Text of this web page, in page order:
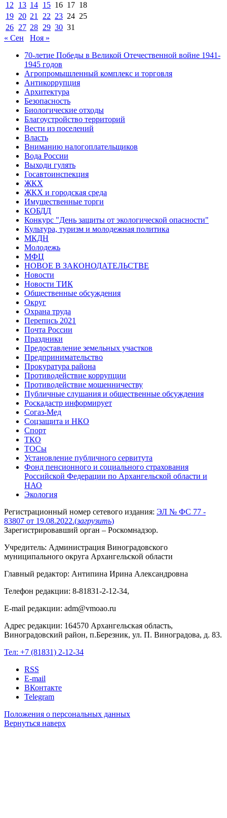
12
13 14 15 16 17 18
19 20 21 22 23 24 25
26 27 28 29 30 31
« Сен
Ноя »
70-летие Победы в Великой Отечественной войне 1941-
1945 годов
Агропромышленный комплекс и торговля
Антикоррупция
Архитектура
Безопасность
Биологические отходы
Благоустройство территорий
Вести из поселений
Власть
Вниманию налогоплательщиков
Вода России
Выходи гулять
Госавтоинспекция
ЖКХ
ЖКХ и городская среда
Имущественные торги
КОБДД
Конкурс "День защиты от экологической опасности"
Культура, туризм и молодежная политика
МКДН
Молодежь
МФЦ
НОВОЕ В ЗАКОНОДАТЕЛЬСТВЕ
Новости
Новости ТИК
Общественные обсуждения
Округ
Охрана труда
Перепись 2021
Почта России
Праздники
Предоставление земельных участков
Предпринимательство
Прокуратура района
Противодействие коррупции
Противодействие мошенничеству
Публичные слушания и общественные обсуждения
Роскадастр информирует
Согаз-Мед
Соцзащита и НКО
Спорт
ТКО
ТОСы
Установление публичного сервитута
Фонд пенсионного и социального страхования
Российской Федерации по Архангельской области и
НАО
Экология
Регистрационный номер сетевого издания: ЭЛ № ФС 77 -
83807 от 19.08.2022.(загрузить)
Зарегистрировавший орган – Роскомнадзор.
Учредитель: Администрация Виноградовского
муниципального округа Архангельской области
Главный редактор: Антипина Ирина Александровна
Телефон редакции: 8-81831-2-12-34,
E-mail редакции: adm@vmoao.ru
Адрес редакции: 164570 Архангельская область,
Виноградовский район, п.Березник, ул. П. Виноградова, д. 83.
Тел: +7 (81831) 2-12-34
RSS
E-mail
ВКонтакте
Telegram
Положения о персональных данных
Вернуться наверх